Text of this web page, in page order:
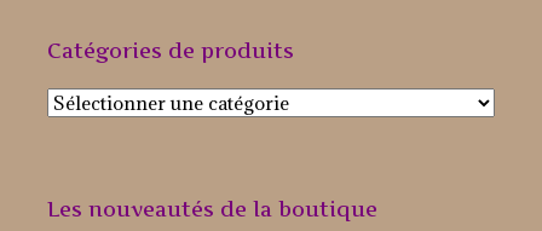
Catégories de produits
Les nouveautés de la boutique